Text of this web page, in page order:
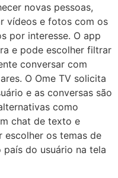
novas pessoas,
vídeos e fotos com os
por interesse. O app
e pode escolher filtrar
conversar com
O Ome TV solicita
e as conversas são
como
chat de texto e
escolher os temas de
do usuário na tela